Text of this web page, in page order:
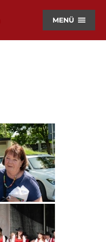
MENÜ